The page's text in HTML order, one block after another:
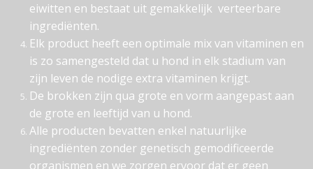
eiwitten en bestaat uit gemakkelijk verteerbare
ingrediënten.
Elk product heeft een optimale mix van vitaminen en
is zo samengesteld dat u hond in elk stadium van
zijn leven de nodige extra vitaminen krijgt.
De brokken zijn qua grote en vorm aangepast aan
de grote en leeftijd van u hond.
Alle producten bevatten enkel natuurlijke
ingrediënten zonder genetisch gemodificeerde
organismen en we zorgen ervoor dat er geen